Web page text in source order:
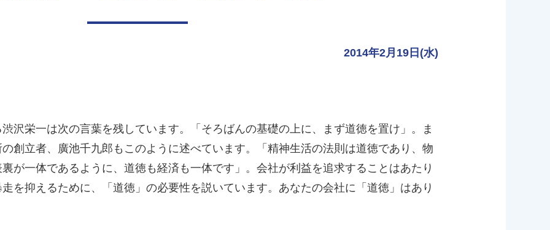
2014年2月19日(水)
沢栄一は次の言葉を残しています。「そろばんの基礎の上に、まず道徳を置け」。ま
創立者、廣池千九郎もこのように述べています。「精神生活の法則は道徳であり、物
が一体であるように、道徳も経済も一体です」。会社が利益を追求することはあたり
を抑えるために、「道徳」の必要性を説いています。あなたの会社に「道徳」はあり